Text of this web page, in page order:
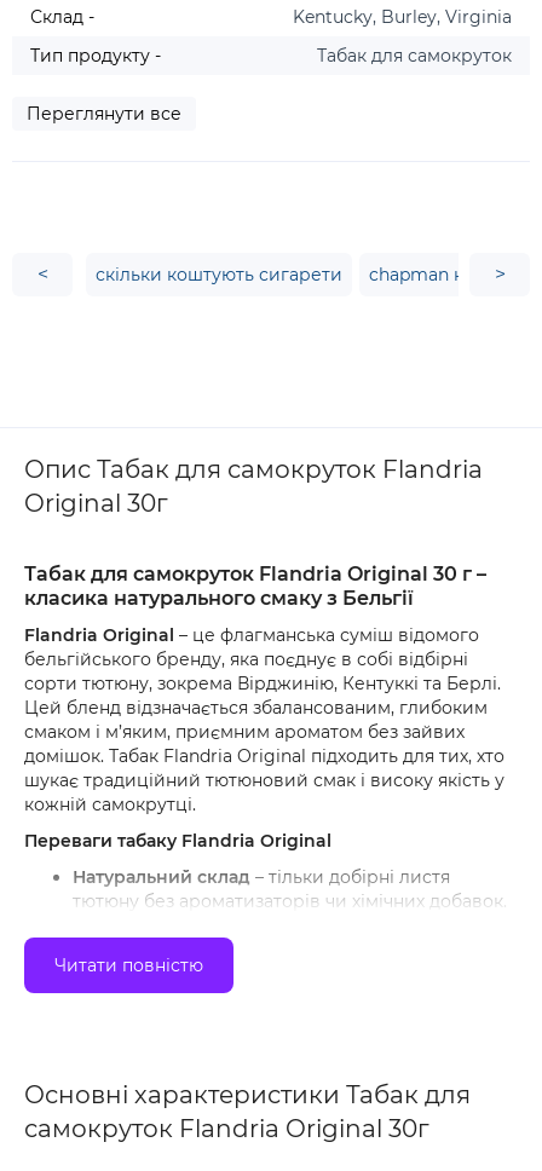
Склад -
Kentucky, Burley, Virginia
Тип продукту -
Табак для самокруток
Переглянути все
< скільки коштують сигарети chapman купити
>
Опис Табак для самокруток Flandria
Original 30г
Табак для самокруток Flandria Original 30 г –
класика натурального смаку з Бельгії
Flandria Original – це флагманська суміш відомого
бельгійського бренду, яка поєднує в собі відбірні
сорти тютюну, зокрема Вірджинію, Кентуккі та Берлі.
Цей бленд відзначається збалансованим, глибоким
смаком і м’яким, приємним ароматом без зайвих
домішок. Табак Flandria Original підходить для тих, хто
шукає традиційний тютюновий смак і високу якість у
кожній самокрутці.
Переваги табаку Flandria Original
Натуральний склад – тільки добірні листя
тютюну без ароматизаторів чи хімічних добавок.
Збалансований смак
солодкуватої Вірджинії, пряного Берлі та
димного Кентуккі.
Практична вага 30 г
– оптимальний обʼєм для
щоденного використання.
Традиційна обробка – тютюн витримується та
Читати повністю
Основні характеристики Табак для
самокруток Flandria Original 30г